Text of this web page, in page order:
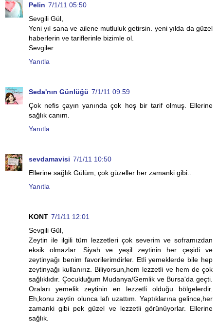
Pelin 7/1/11 05:50
Sevgili Gül,
Yeni yıl sana ve ailene mutluluk getirsin. yeni yılda da güzel
haberlerin ve tariflerinle bizimle ol.
Sevgiler
Yanıtla
Seda'nın Günlüğü 7/1/11 09:59
Çok nefis çayın yanında çok hoş bir tarif olmuş. Ellerine
sağlık canım.
Yanıtla
sevdamavisi 7/1/11 10:50
Ellerine sağlık Gülüm, çok güzeller her zamanki gibi..
Yanıtla
KONT 7/1/11 12:01
Sevgili Gül,
Zeytin ile ilgili tüm lezzetleri çok severim ve soframızdan
eksik olmazlar. Siyah ve yeşil zeytinin her çeşidi ve
zeytinyağı benim favorilerimdirler. Etli yemeklerde bile hep
zeytinyağı kullanırız. Biliyorsun,hem lezzetli ve hem de çok
sağlıklıdır. Çocukluğum Mudanya/Gemlik ve Bursa'da geçti.
Oraları yemelik zeytinin en lezzetli olduğu bölgelerdir.
Eh,konu zeytin olunca lafı uzattım. Yaptıklarına gelince,her
zamanki gibi pek güzel ve lezzetli görünüyorlar. Ellerine
sağlık.